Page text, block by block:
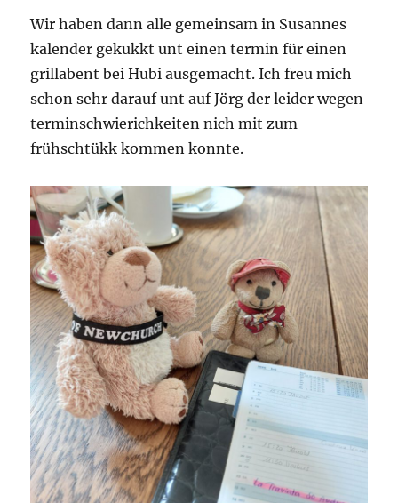
Wir haben dann alle gemeinsam in Susannes
kalender gekukkt unt einen termin für einen
grillabent bei Hubi ausgemacht. Ich freu mich
schon sehr darauf unt auf Jörg der leider wegen
terminschwierichkeiten nich mit zum
frühschtükk kommen konnte.